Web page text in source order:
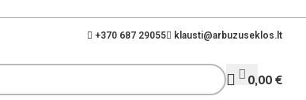
+370 687 29055 klausti@arbuzuseklos.lt
0,00 €